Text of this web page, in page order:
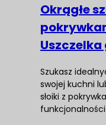
Okrągłe
Szukasz
swojej kuchni
słoiki z
funkcjonalności